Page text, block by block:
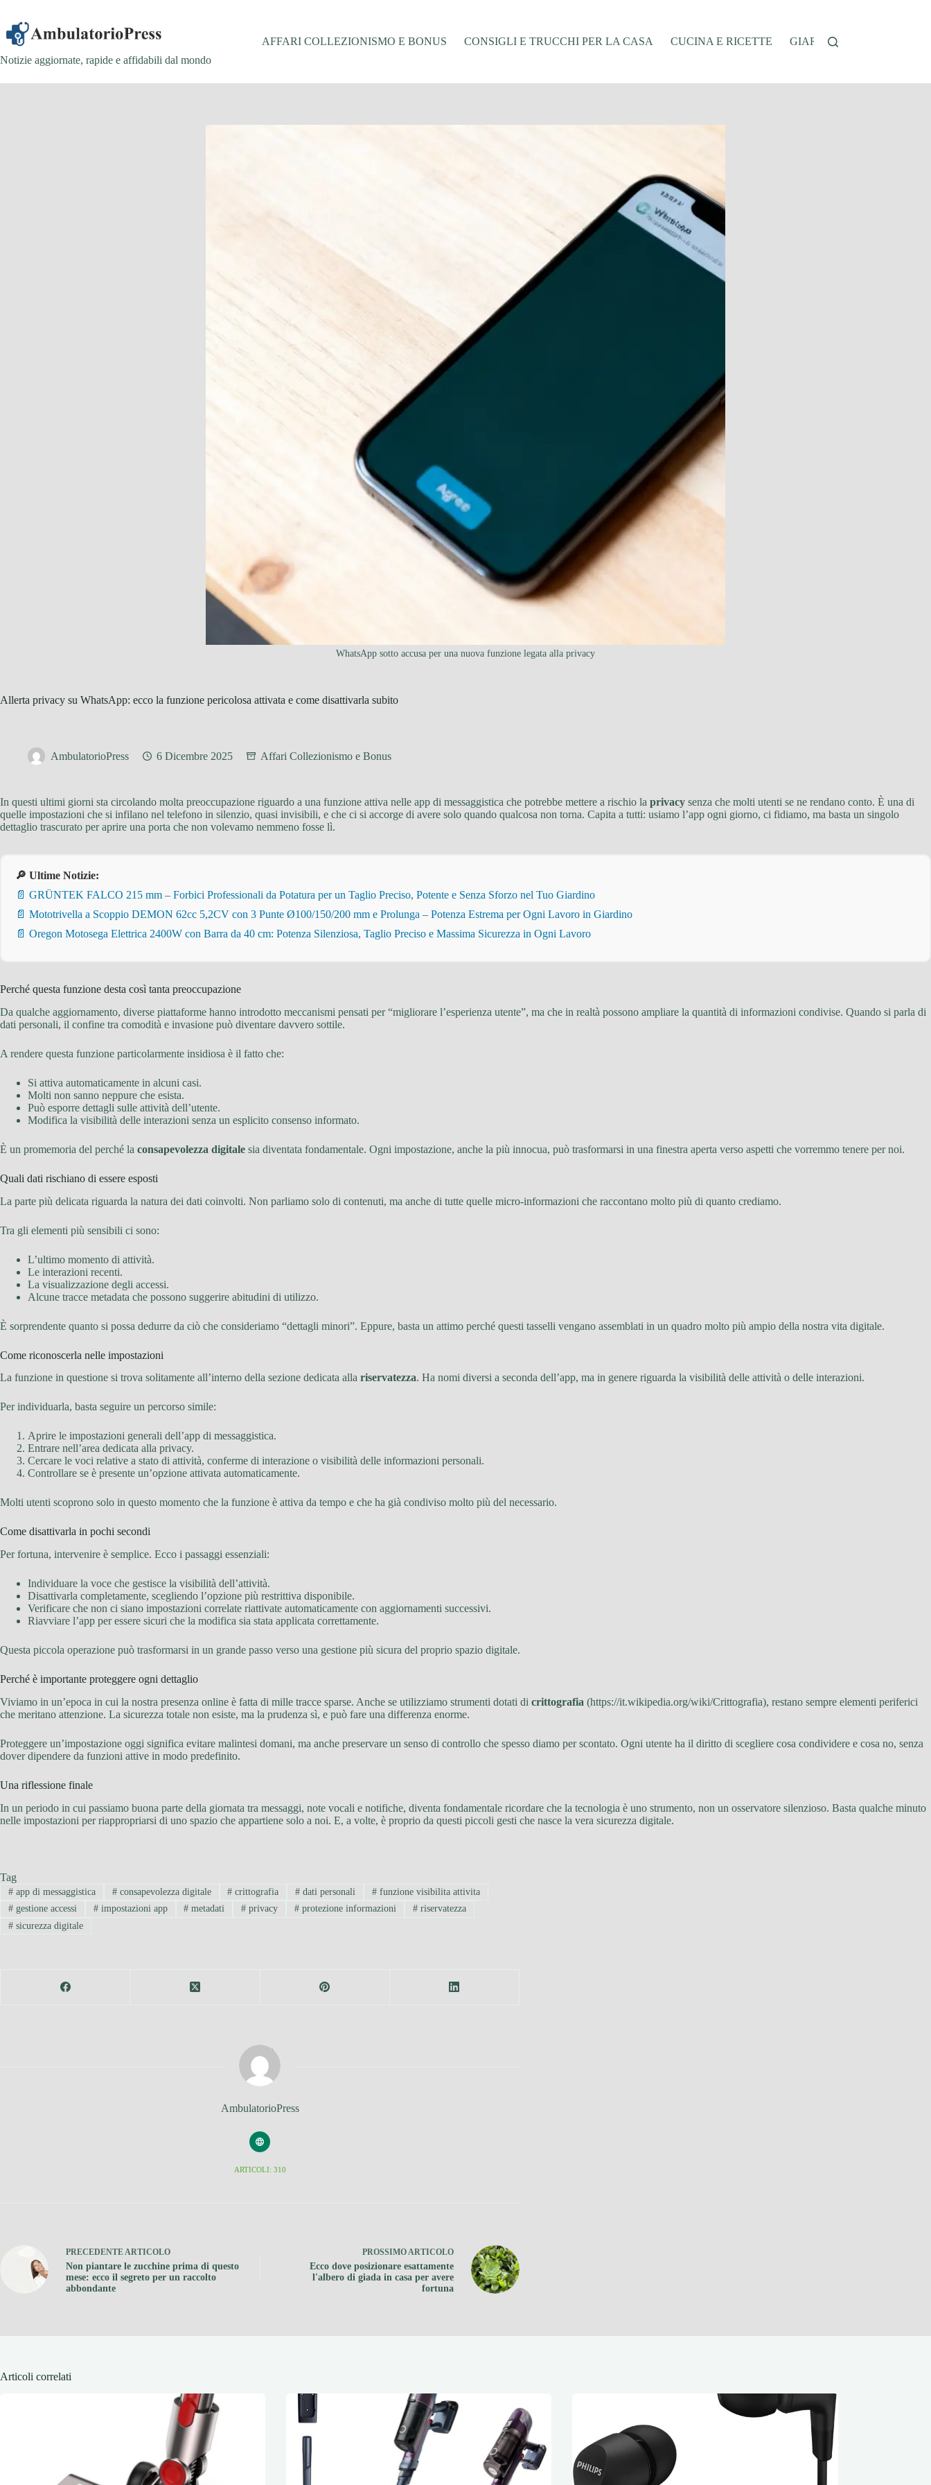
contenuto
Notizie aggiornate, rapide e affidabili dal mondo
AFFARI COLLEZIONISMO E BONUS CONSIGLI E TRUCCHI PER LA CASA CUCINA E RICETTE GIARDINAGGIO
WhatsApp sotto accusa per una nuova funzione legata alla privacy
Allerta privacy su WhatsApp: ecco la funzione pericolosa attivata e come disattivarla subito
AmbulatorioPress 6 Dicembre 2025 Affari Collezionismo e Bonus
In questi ultimi giorni sta circolando molta preoccupazione riguardo a una funzione attiva nelle app di messaggistica che potrebbe mettere a rischio la privacy senza che molti utenti se ne rendano conto. È una di
quelle impostazioni che si infilano nel telefono in silenzio, quasi invisibili, e che ci si accorge di avere solo quando qualcosa non torna. Capita a tutti: usiamo l’app ogni giorno, ci fidiamo, ma basta un singolo
dettaglio trascurato per aprire una porta che non volevamo nemmeno fosse lì.
🔎 Ultime Notizie:
📄 GRÜNTEK FALCO 215 mm – Forbici Professionali da Potatura per un Taglio Preciso, Potente e Senza Sforzo nel Tuo Giardino
📄 Mototrivella a Scoppio DEMON 62cc 5,2CV con 3 Punte Ø100/150/200 mm e Prolunga – Potenza Estrema per Ogni Lavoro in Giardino
📄 Oregon Motosega Elettrica 2400W con Barra da 40 cm: Potenza Silenziosa, Taglio Preciso e Massima Sicurezza in Ogni Lavoro
Perché questa funzione desta così tanta preoccupazione
Da qualche aggiornamento, diverse piattaforme hanno introdotto meccanismi pensati per “migliorare l’esperienza utente”, ma che in realtà possono ampliare la quantità di informazioni condivise. Quando si parla di
dati personali, il confine tra comodità e invasione può diventare davvero sottile.
A rendere questa funzione particolarmente insidiosa è il fatto che:
Si attiva automaticamente in alcuni casi.
Molti non sanno neppure che esista.
Può esporre dettagli sulle attività dell’utente.
Modifica la visibilità delle interazioni senza un esplicito consenso informato.
È un promemoria del perché la consapevolezza digitale sia diventata fondamentale. Ogni impostazione, anche la più innocua, può trasformarsi in una finestra aperta verso aspetti che vorremmo tenere per noi.
Quali dati rischiano di essere esposti
La parte più delicata riguarda la natura dei dati coinvolti. Non parliamo solo di contenuti, ma anche di tutte quelle micro-informazioni che raccontano molto più di quanto crediamo.
Tra gli elementi più sensibili ci sono:
L’ultimo momento di attività.
Le interazioni recenti.
La visualizzazione degli accessi.
Alcune tracce metadata che possono suggerire abitudini di utilizzo.
È sorprendente quanto si possa dedurre da ciò che consideriamo “dettagli minori”. Eppure, basta un attimo perché questi tasselli vengano assemblati in un quadro molto più ampio della nostra vita digitale.
Come riconoscerla nelle impostazioni
La funzione in questione si trova solitamente all’interno della sezione dedicata alla riservatezza. Ha nomi diversi a seconda dell’app, ma in genere riguarda la visibilità delle attività o delle interazioni.
Per individuarla, basta seguire un percorso simile:
Aprire le impostazioni generali dell’app di messaggistica.
Entrare nell’area dedicata alla privacy.
Cercare le voci relative a stato di attività, conferme di interazione o visibilità delle informazioni personali.
Controllare se è presente un’opzione attivata automaticamente.
Molti utenti scoprono solo in questo momento che la funzione è attiva da tempo e che ha già condiviso molto più del necessario.
Come disattivarla in pochi secondi
Per fortuna, intervenire è semplice. Ecco i passaggi essenziali:
Individuare la voce che gestisce la visibilità dell’attività.
Disattivarla completamente, scegliendo l’opzione più restrittiva disponibile.
Verificare che non ci siano impostazioni correlate riattivate automaticamente con aggiornamenti successivi.
Riavviare l’app per essere sicuri che la modifica sia stata applicata correttamente.
Questa piccola operazione può trasformarsi in un grande passo verso una gestione più sicura del proprio spazio digitale.
Perché è importante proteggere ogni dettaglio
Viviamo in un’epoca in cui la nostra presenza online è fatta di mille tracce sparse. Anche se utilizziamo strumenti dotati di crittografia (https://it.wikipedia.org/wiki/Crittografia), restano sempre elementi periferici
che meritano attenzione. La sicurezza totale non esiste, ma la prudenza sì, e può fare una differenza enorme.
Proteggere un’impostazione oggi significa evitare malintesi domani, ma anche preservare un senso di controllo che spesso diamo per scontato. Ogni utente ha il diritto di scegliere cosa condividere e cosa no, senza
dover dipendere da funzioni attive in modo predefinito.
Una riflessione finale
In un periodo in cui passiamo buona parte della giornata tra messaggi, note vocali e notifiche, diventa fondamentale ricordare che la tecnologia è uno strumento, non un osservatore silenzioso. Basta qualche minuto
nelle impostazioni per riappropriarsi di uno spazio che appartiene solo a noi. E, a volte, è proprio da questi piccoli gesti che nasce la vera sicurezza digitale.
Tag
#app di messaggistica #consapevolezza digitale # crittografia # dati personali # funzione visibilita attivita
#gestione accessi #impostazioni app # metadati # privacy # protezione informazioni #riservatezza
#sicurezza digitale
AmbulatorioPress
ARTICOLI: 310
PRECEDENTEARTICOLO
Non piantare le zucchine prima di questo
mese: ecco il segreto per un raccolto
abbondante
PROSSIMOARTICOLO
Ecco dove posizionare esattamente
l'albero di giada in casa per avere
fortuna
Articoli correlati